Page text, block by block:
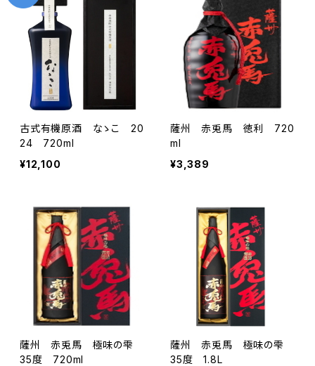
古式有機原酒 なゝこ 20
24 720ml
¥12,100
薩州 赤兎馬 徳利 720
ml
¥3,389
薩州 赤兎馬 極味の雫
35度 720ml
薩州 赤兎馬 極味の雫
35度 1.8L